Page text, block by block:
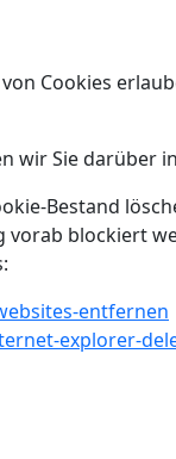
Cookies
wir Sie darüber
Bestand
blockiert
entfernen
explorer-